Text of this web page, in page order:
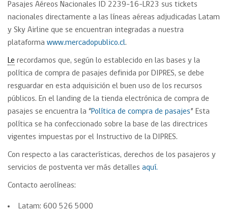
Pasajes Aéreos Nacionales ID 2239-16-LR23 sus tickets
nacionales directamente a las líneas aéreas adjudicadas Latam
y Sky Airline que se encuentran integradas a nuestra
plataforma www.mercadopublico.cl.
Le recordamos que, según lo establecido en las bases y la
política de compra de pasajes definida por DIPRES, se debe
resguardar en esta adquisición el buen uso de los recursos
públicos. En el landing de la tienda electrónica de compra de
pasajes se encuentra la “Política de compra de pasajes” Esta
política se ha confeccionado sobre la base de las directrices
vigentes impuestas por el Instructivo de la DIPRES.
Con respecto a las características, derechos de los pasajeros y
servicios de postventa ver más detalles aquí.
Contacto aerolíneas:
Latam: 600 526 5000